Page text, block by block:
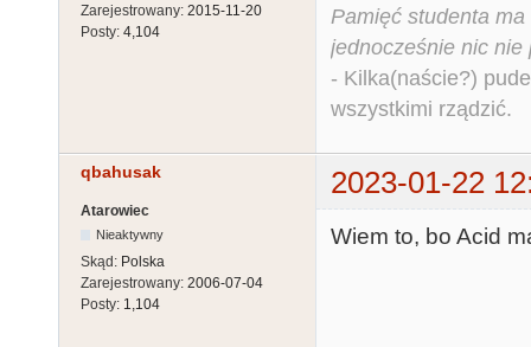
Zarejestrowany: 2015-11-20
Posty: 4,104
Pamięć studenta
jednocześnie nic nie
- Kilka(naście?)
wszystkimi rządzić.
qbahusak 2023-01-22
Atarowiec
Nieaktywny
Skąd: Polska
Zarejestrowany: 2006-07-04
Posty: 1,104
Wiem to, bo Acid